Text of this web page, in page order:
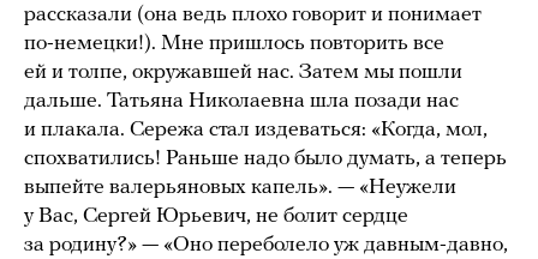
рассказали (она ведь плохо говорит и понимает
по-немецки!). Мне пришлось повторить все
ей и толпе, окружавшей нас. Затем мы пошли
дальше. Татьяна Николаевна шла позади нас
и плакала. Сережа стал издеваться: «Когда, мол,
спохватились! Раньше надо было думать, а теперь
выпейте валерьяновых капель». — «Неужели
у Вас, Сергей Юрьевич, не болит сердце
за родину?» — «Оно переболело уж давным-давно,